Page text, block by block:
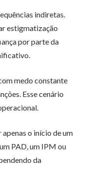
indiretas.
estigmatização
por parte da
medo constante
Esse cenário
o início de um
PAD, um IPM ou
da